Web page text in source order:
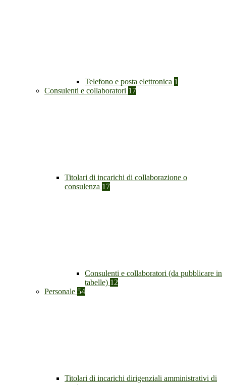
Telefono e posta elettronica 1
Consulenti e collaboratori 17
Titolari di incarichi di collaborazione o
consulenza 17
Consulenti e collaboratori (da pubblicare in
tabelle) 12
Personale 54
Titolari di incarichi dirigenziali amministrativi di